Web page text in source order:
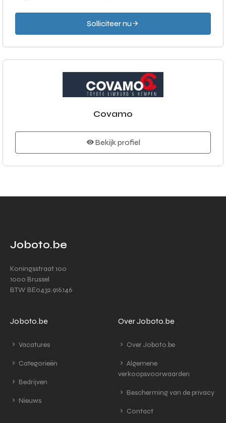
Solliciteer nu
Covamo
Bekijk profiel
Joboto.be
Koningsstraat 100
1000 Brussel
BTW BE0432.916.146
Joboto.be
Vacatures
Categorieën
Bedrijven
Nieuws
Over Joboto.be
Over Joboto.be
Algemene
verkoopsvoorwaarden
Bescherming van de privacy
Contact